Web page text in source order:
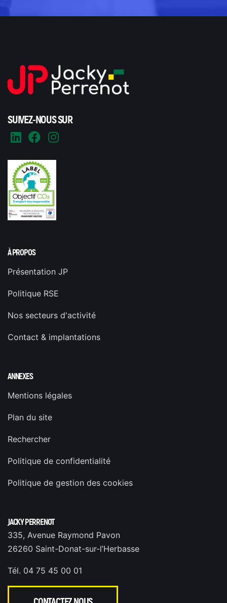
SUIVEZ-NOUS SUR
À PROPOS
Présentation JP
Politique RSE
Nos secteurs d'activité
Contact & implantations
ANNEXES
Mentions légales
Plan du site
Rechercher
Politique de confidentialité
Politique de gestion des cookies
JACKY PERRENOT
335, Avenue Raymond Pavon
26260 Saint-Donat-sur-l’Herbasse
Tél. 04 75 45 00 01